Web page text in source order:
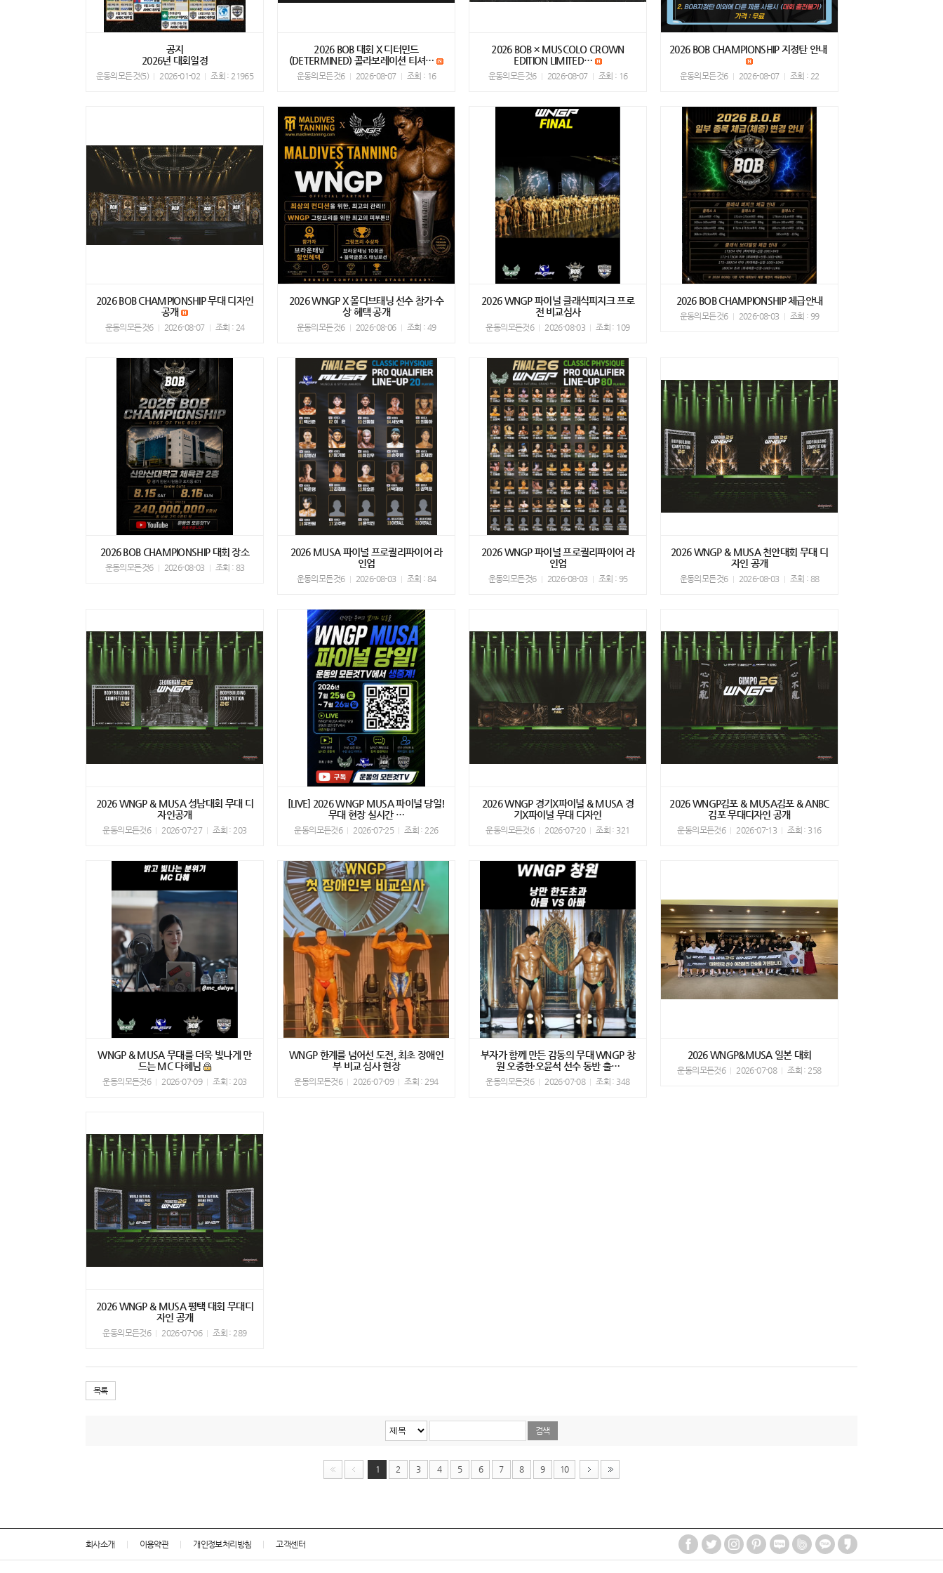
공지
2026년 대회일정
운동의모든것(5) 2026-01-02 조회 : 21965
2026 BOB 대회 X 디터민드
(DETERMINED) 콜라보레이션 티셔…
운동의모든것6 2026-08-07 조회 : 16
2026 BOB × MUSCOLO CROWN
EDITION LIMITED…
운동의모든것6 2026-08-07 조회 : 16
2026 BOB CHAMPIONSHIP 지정탄 안내
운동의모든것6 2026-08-07 조회 : 22
2026 BOB CHAMPIONSHIP 무대 디자인
공개
운동의모든것6 2026-08-07 조회 : 24
2026 WNGP X 몰디브태닝 선수 참가·수
상 혜택 공개
운동의모든것6 2026-08-06 조회 : 49
2026 WNGP 파이널 클래식피지크 프로
전 비교심사
운동의모든것6 2026-08-03 조회 : 109
2026 BOB CHAMPIONSHIP 체급안내
운동의모든것6 2026-08-03 조회 : 99
2026 BOB CHAMPIONSHIP 대회 장소
운동의모든것6 2026-08-03 조회 : 83
2026 MUSA 파이널 프로퀄리파이어 라
인업
운동의모든것6 2026-08-03 조회 : 84
2026 WNGP 파이널 프로퀄리파이어 라
인업
운동의모든것6 2026-08-03 조회 : 95
2026 WNGP & MUSA 천안대회 무대 디
자인 공개
운동의모든것6 2026-08-03 조회 : 88
2026 WNGP & MUSA 성남대회 무대 디
자인공개
운동의모든것6 2026-07-27 조회 : 203
[LIVE] 2026 WNGP MUSA 파이널 당일!
무대 현장 실시간 …
운동의모든것6 2026-07-25 조회 : 226
2026 WNGP 경기X파이널 & MUSA 경
기X파이널 무대 디자인
운동의모든것6 2026-07-20 조회 : 321
2026 WNGP김포 & MUSA김포 & ANBC
김포 무대디자인 공개
운동의모든것6 2026-07-13 조회 : 316
WNGP & MUSA 무대를 더욱 빛나게 만
드는 MC 다혜님
운동의모든것6 2026-07-09 조회 : 203
WNGP 한계를 넘어선 도전, 최초 장애인
부 비교 심사 현장
운동의모든것6 2026-07-09 조회 : 294
부자가 함께 만든 감동의 무대 WNGP 창
원 오중헌·오윤석 선수 동반 출…
운동의모든것6 2026-07-08 조회 : 348
2026 WNGP&MUSA 일본 대회
운동의모든것6 2026-07-08 조회 : 258
2026 WNGP & MUSA 평택 대회 무대디
자인 공개
운동의모든것6 2026-07-06 조회 : 289
목록
1 2 3 4 5 6 7 8 9 10
회사소개 이용약관 개인정보처리방침 고객센터